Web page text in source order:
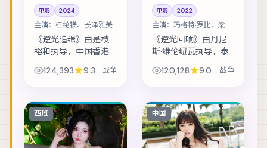
电影 2024
主演： 桂纶镁、长泽雅美
等
《逆光追缉》由是枝
裕和执导，中国香港
为战争。暴风雪封
包括桂纶镁、长泽雅
美、刘德华 等，表演...
124,393 9.3 战争
电影 2022
主演： 玛格特·罗比、梁朝
伟 等
《逆光回响》由丹尼
斯·维伦纽瓦执导，泰
位为战争。假释犯回
不存在的债。主演包
括玛格特·罗比、...
120,128 9.0 战争
西班 中国